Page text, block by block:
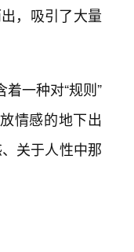
，吸引了大量
一种对“规则”
情感的地下出
关于人性中那